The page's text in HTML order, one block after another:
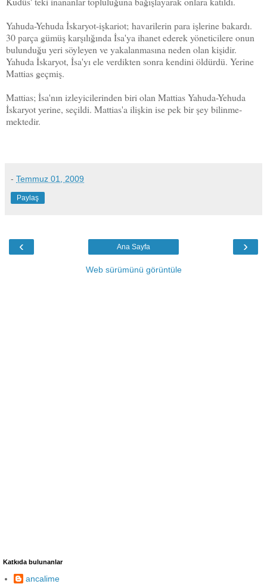
Yahuda-Yehuda İskaryot-işkariot; havarilerin para işlerine bakardı.
30 parça gümüş karşılığında İsa'ya ihanet ederek yöneticilere onun
bulunduğu yeri söyleyen ve yakalanmasına neden olan kişidir.
Yahuda İskaryot, İsa'yı ele verdikten sonra kendini öldürdü. Yerine
Mattias geçmiş.
Mattias; İsa'nın izleyicilerinden biri olan Mattias Yahuda-Yehuda
İskaryot yerine, seçil­di. Mattias'a ilişkin ise pek bir şey bilinme­
mektedir.
- Temmuz 01, 2009
Paylaş
‹ ›
Ana Sayfa
Web sürümünü görüntüle
Katkıda bulunanlar
ancalime